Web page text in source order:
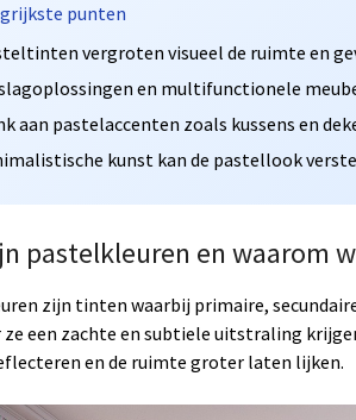
punten
vergroten visueel de ruimte en
en multifunctionele
aan pastelaccenten zoals kussens en
kunst kan de pastellook
pastelkleuren en waarom
zijn tinten waarbij primaire,
ze een zachte en subtiele uitstraling
en de ruimte groter laten lijken.